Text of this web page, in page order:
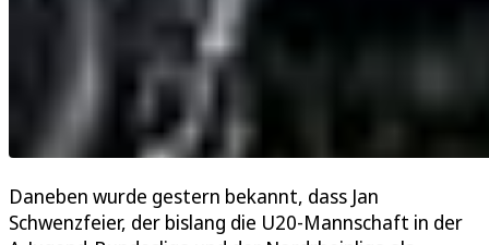
Daneben wurde gestern bekannt, dass Jan
Schwenzfeier, der bislang die U20-Mannschaft in der